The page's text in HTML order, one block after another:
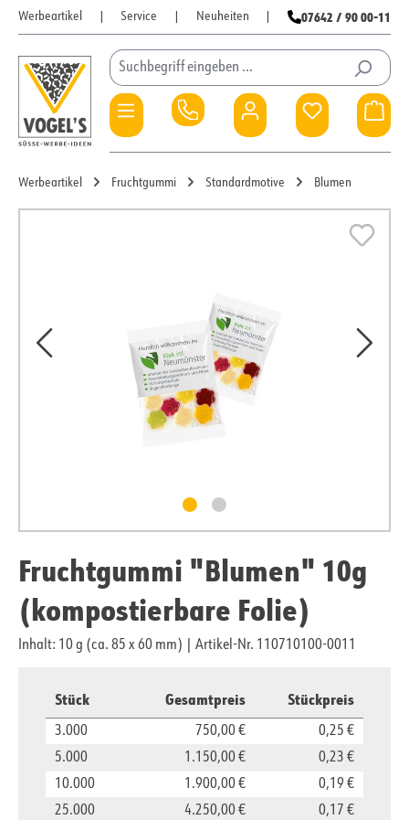
Zum Hauptinhalt springen
Werbeartikel Service Neuheiten 07642 / 90 00-11
Du hast 0
Werbeartikel Fruchtgummi Standardmotive Blumen
Fruchtgummi "Blumen" 10g
(kompostierbare Folie)
Inhalt: 10 g (ca. 85 x 60 mm) Artikel-Nr. 110710100-0011
Stück Gesamtpreis Stückpreis
3.000 750,00 €
0,25 €
5.000
1.150,00 €
0,23 €
10.000
1.900,00 €
0,19 €
25.000
4.250,00 €
0,17 €